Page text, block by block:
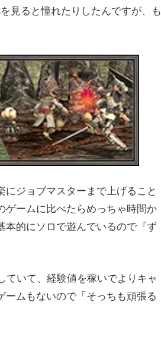
見ると憧れたりしたんですが、も
ジョブマスターまで上げること
ゲームに比べたらめっちゃ時間か
本的にソロで遊んでいるので『ず
ていて、経験値を稼いでよりキャ
ムもないので「そっちも頑張る